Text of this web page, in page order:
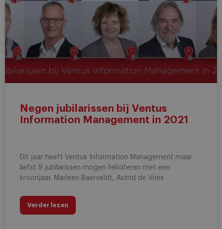
Negen jubilarissen bij Ventus
Information Management in 2021
Dit jaar heeft Ventus Information Management maar
liefst 9 jubilarissen mogen feliciteren met een
kroonjaar. Marleen Baerveldt, Astrid de Vries
Verder lezen